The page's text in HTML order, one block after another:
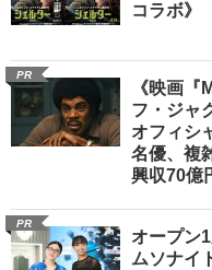
コラボ》
PR
《映画
フ・ジャ
オフィシ
名優、複
興収70億
PR
オープン
ムソナイ